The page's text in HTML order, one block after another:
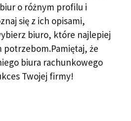
o różnym profilu i
się z ich opisami,
biuro, które najlepiej
potrzebom.Pamiętaj, że
biura rachunkowego
Twojej firmy!